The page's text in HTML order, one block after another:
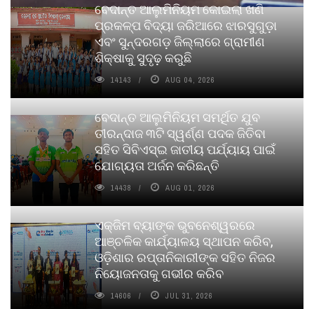
ବେଦାନ୍ତ ଆଲୁମିନିୟମ କୋଇଲା ଖଣି
ପ୍ରକଳ୍ପ ବିଦ୍ୟା ଜରିଆରେ ଝାରସୁଗୁଡ଼ା
ଏବଂ ସୁନ୍ଦରଗଡ଼ ଜିଲ୍ଲାରେ ଗ୍ରାମୀଣ
ଶିକ୍ଷାକୁ ସୁଦୃଢ଼ କରୁଛି
14143 AUG 04, 2026
ବେଦାନ୍ତ ଆଲୁମିନିୟମ ସମର୍ଥିତ ଯୁବ
ତୀରନ୍ଦାଜ ୩ଟି ସ୍ୱର୍ଣ୍ଣ ପଦକ ଜିତିବା
ସହିତ ସିବିଏସ୍ଇ ଜାତୀୟ ପର୍ଯ୍ୟାୟ ପାଇଁ
ଯୋଗ୍ୟତା ଅର୍ଜନ କରିଛନ୍ତି
14438 AUG 01, 2026
ଏକ୍ଜିମ ବ୍ୟାଙ୍କ ଭୁବନେଶ୍ୱରରେ
ଆଞ୍ଚଳିକ କାର୍ଯ୍ୟାଳୟ ସ୍ଥାପନ କରିବ,
ଓଡ଼ିଶାର ରପ୍ତାନିକାରୀଙ୍କ ସହିତ ନିଜର
ନିୟୋଜନତାକୁ ଗଭୀର କରିବ
14606 JUL 31, 2026